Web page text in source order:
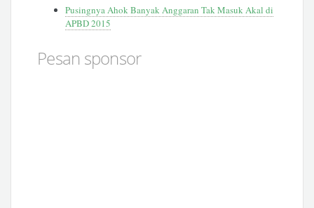
Pusingnya Ahok Banyak Anggaran Tak Masuk Akal di
APBD 2015
Pesan sponsor